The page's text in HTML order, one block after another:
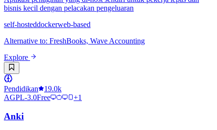
bisnis kecil dengan pelacakan pengeluaran
self-hosteddockerweb-based
Alternative to: FreshBooks, Wave Accounting
Explore
Pendidikan
19.0k
AGPL-3.0Free +1
Anki